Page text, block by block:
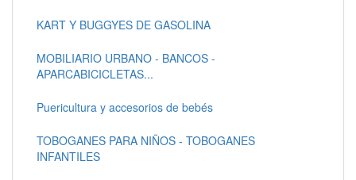
KART Y BUGGYES DE GASOLINA
MOBILIARIO URBANO - BANCOS -
APARCABICICLETAS...
Puericultura y accesorios de bebés
TOBOGANES PARA NIÑOS - TOBOGANES
INFANTILES